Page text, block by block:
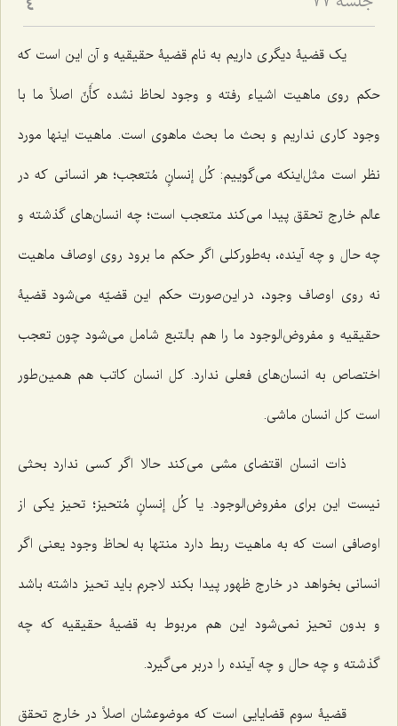
4
یک قضیۀ دیگری داریم به نام قضیۀ حقیقیه و آن این است که
حکم روی ماهیت اشیاء رفته و وجود لحاظ نشده کأَنّ اصلاً ما با
وجود کاری نداریم و بحث ما بحث ماهوی است. ماهیت اینها مورد
نظر است مثل‌اینکه می‌گوییم:کُل إنسانٍ مُتعجب؛هر انسانی که در
عالم خارج تحقق پیدا می‌کند متعجب است؛ چه انسان‌های گذشته و
چه حال و چه آینده، به‌طورکلی اگر حکم ما برود روی اوصاف ماهیت
نه روی اوصاف وجود، در این‌صورت حکم این قضیّه می‌شود قضیۀ
حقیقیه و مفروض‌الوجود ما را هم بالتبع شامل می‌شود چون تعجب
اختصاص به انسان‌های فعلی ندارد. کل انسان کاتب هم همین‌طور
است کل انسان ماشی.
ذات انسان اقتضای مشی می‌کند حالا اگر کسی ندارد بحثی
نیست این برای مفروض‌الوجود. یا کُل إنسانٍ مُتحیز؛ تحیز یکی از
اوصافی است که به ماهیت ربط دارد منتها به لحاظ وجود یعنی اگر
انسانی بخواهد در خارج ظهور پیدا بکند لاجرم باید تحیز داشته باشد
و بدون تحیز نمی‌شود این هم مربوط به قضیۀ حقیقیه که چه
گذشته و چه حال و چه آینده را دربر می‌گیرد.
قضیۀ سوم قضایایی است که موضوعشان اصلاً در خارج تحقق